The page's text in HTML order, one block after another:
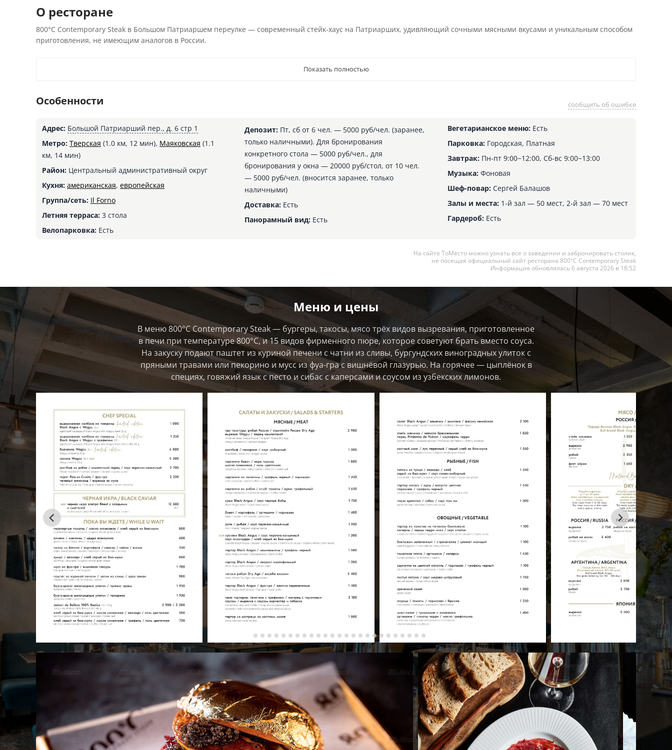
О ресторане
800°С Contemporary Steak в Большом Патриаршем переулке — современный стейк-хаус на Патриарших, удивляющий сочными мясными вкусами и уникальным способом
приготовления, не имеющим аналогов в России.
Показать полностью
сообщить об ошибке
Особенности
Адрес: Большой Патриарший пер., д. 6 стр 1
Метро: Тверская (1.0 км, 12 мин), Маяковская (1.1
км, 14 мин)
Район: Центральный административный округ
Кухня: американская, европейская
Группа/сеть: Il Forno
Летняя терраса: 3 стола
Велопарковка: Есть
Депозит: Пт, сб от 6 чел. — 5000 руб/чел. (заранее,
только наличными). Для бронирования
конкретного стола — 5000 руб/чел., для
бронирования у окна — 20000 руб/стол, от 10 чел.
— 5000 руб/чел. (вносится заранее, только
наличными)
Доставка: Есть
Панорамный вид: Есть
Вегетарианское меню:Есть
Парковка:Городская, Платная
Завтрак:Пн-пт 9:00−12:00, Сб-вс 9:00−13:00
Музыка:Фоновая
Шеф-повар:Сергей Балашов
Залы и места:1-й зал — 50 мест, 2-й зал — 70 мест
Гардероб:Есть
На сайте ТоМесто можно узнать все о заведении и забронировать столик,
не посещая официальный сайт ресторана 800°С Contemporary Steak
Информация обновлялась 6 августа 2026 в 18:52
Меню и цены
В меню 800°С Contemporary Steak — бургеры, такосы, мясо трёх видов вызревания, приготовленное
в печи при температуре 800°С, и 15 видов фирменного пюре, которое советуют брать вместо соуса.
На закуску подают паштет из куриной печени с чатни из сливы, бургундских виноградных улиток с
пряными травами или пекорино и мусс из фуа-гра с вишнёвой глазурью. На горячее — цыплёнок в
специях, говяжий язык с песто и сибас с каперсами и соусом из узбекских лимонов.